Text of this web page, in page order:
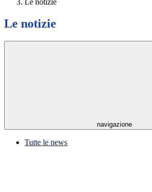
Le notizie
Le notizie
navigazione
Tutte le news